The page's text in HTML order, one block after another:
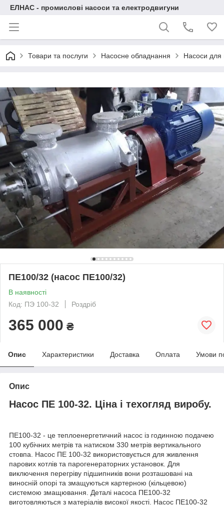
ЕЛНАС - промислові насоси та електродвигуни
Товари та послуги Насосне обладнання Насоси для
ПЕ100/32 (насос ПЕ100/32)
В наявності
Код: ПЭ 100-32
Роздріб
365 000 ₴
Опис Характеристики Доставка Оплата Умови
Опис
Насос ПЕ 100-32. Ціна і техогляд виробу.
ПЕ100-32 - це теплоенергетичний насос із годинною подачею
100 кубічних метрів та натиском 330 метрів вертикального
стовпа. Насос ПЕ 100-32 використовується для живлення
парових котлів та парогенераторних установок. Для
виключення перегріву підшипників вони розташовані на
виносній опорі та змащуються картерною (кільцевою)
системою змащювання. Деталі насоса ПЕ100-32
виготовляються з матеріалів високої якості. Насос ПЕ100-32